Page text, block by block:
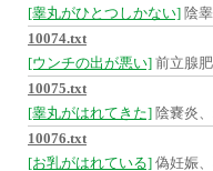
[睾丸がひとつしかない] 陰
10074.txt
[ウンチの出が悪い] 前立腺
10075.txt
[睾丸がはれてきた] 陰嚢炎
10076.txt
[お乳がはれている] 偽妊娠